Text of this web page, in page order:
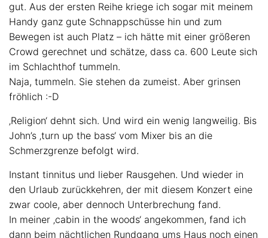
gut. Aus der ersten Reihe kriege ich sogar mit meinem
Handy ganz gute Schnappschüsse hin und zum
Bewegen ist auch Platz – ich hätte mit einer größeren
Crowd gerechnet und schätze, dass ca. 600 Leute sich
im Schlachthof tummeln.
Naja, tummeln. Sie stehen da zumeist. Aber grinsen
fröhlich :-D
‚Religion‘ dehnt sich. Und wird ein wenig langweilig. Bis
John’s ‚turn up the bass‘ vom Mixer bis an die
Schmerzgrenze befolgt wird.
Instant tinnitus und lieber Rausgehen. Und wieder in
den Urlaub zurückkehren, der mit diesem Konzert eine
zwar coole, aber dennoch Unterbrechung fand.
In meiner ‚cabin in the woods‘ angekommen, fand ich
dann beim nächtlichen Rundgang ums Haus noch einen